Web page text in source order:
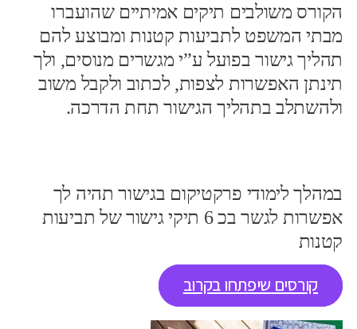
הקורס משולבים תיקים אמיתיים שהועברו
מבתי המשפט לתביעות קטנות ומבוצע להם
תהליך גישור בפועל ע”י מגשרים מנוסים, ולך
תינתן האפשרות לצפות, לכתוב ולקבל משוב
ולהשתלב בתהליך הגישור תחת הדרכה.
במהלך לימודי פרקטיקום בגישור תהיה לך
אפשרות לגשר בכ 6 תיקי גישור של תביעות
קטנות
קורסים שיפתחו בקרוב